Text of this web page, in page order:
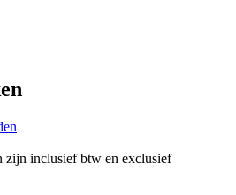
zijn inclusief btw en exclusief